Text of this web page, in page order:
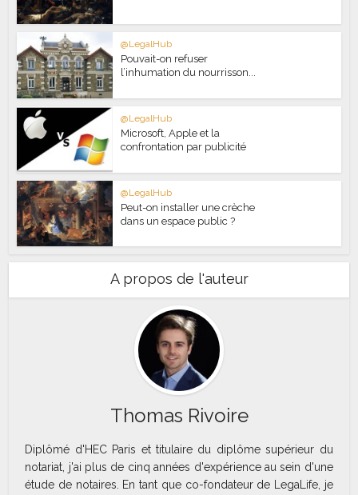
@LegalHub
Pouvait-on refuser
l’inhumation du nourrisson...
@LegalHub
Microsoft, Apple et la
confrontation par publicité
@LegalHub
Peut-on installer une crèche
dans un espace public ?
A propos de l'auteur
Thomas Rivoire
Diplômé d'HEC Paris et titulaire du diplôme supérieur du
notariat, j'ai plus de cinq années d'expérience au sein d'une
étude de notaires. En tant que co-fondateur de LegaLife, je